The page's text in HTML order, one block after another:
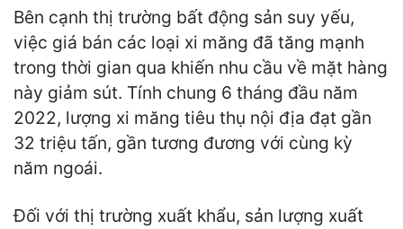
Bên cạnh thị trường bất động sản suy yếu,
việc giá bán các loại xi măng đã tăng mạnh
trong thời gian qua khiến nhu cầu về mặt hàng
này giảm sút. Tính chung 6 tháng đầu năm
2022, lượng xi măng tiêu thụ nội địa đạt gần
32 triệu tấn, gần tương đương với cùng kỳ
năm ngoái.
Đối với thị trường xuất khẩu, sản lượng xuất